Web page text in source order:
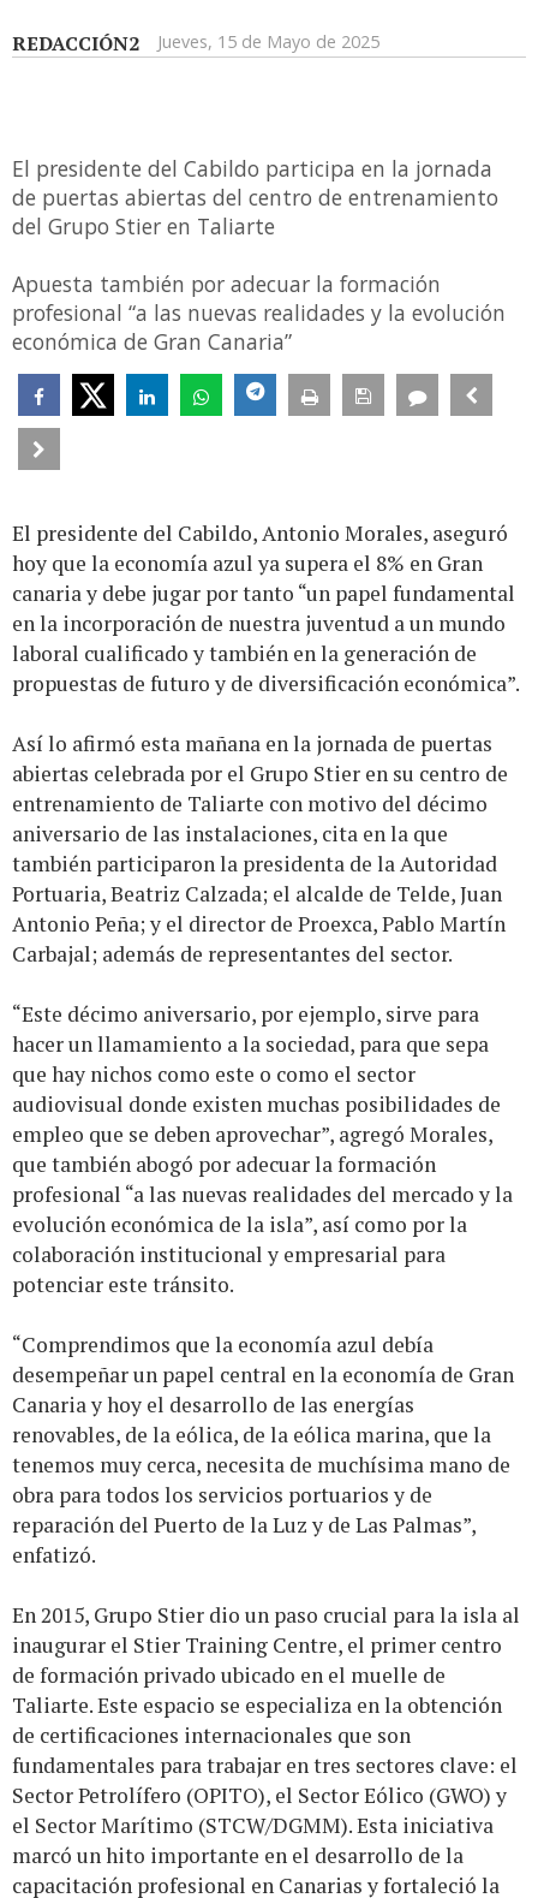
REDACCIÓN2 Jueves, 15 de Mayo de 2025
El presidente del Cabildo participa en la jornada
de puertas abiertas del centro de entrenamiento
del Grupo Stier en Taliarte
Apuesta también por adecuar la formación
profesional “a las nuevas realidades y la evolución
económica de Gran Canaria”
El presidente del Cabildo, Antonio Morales, aseguró
hoy que la economía azul ya supera el 8% en Gran
canaria y debe jugar por tanto “un papel fundamental
en la incorporación de nuestra juventud a un mundo
laboral cualificado y también en la generación de
propuestas de futuro y de diversificación económica”.
Así lo afirmó esta mañana en la jornada de puertas
abiertas celebrada por el Grupo Stier en su centro de
entrenamiento de Taliarte con motivo del décimo
aniversario de las instalaciones, cita en la que
también participaron la presidenta de la Autoridad
Portuaria, Beatriz Calzada; el alcalde de Telde, Juan
Antonio Peña; y el director de Proexca, Pablo Martín
Carbajal; además de representantes del sector.
“Este décimo aniversario, por ejemplo, sirve para
hacer un llamamiento a la sociedad, para que sepa
que hay nichos como este o como el sector
audiovisual donde existen muchas posibilidades de
empleo que se deben aprovechar”, agregó Morales,
que también abogó por adecuar la formación
profesional “a las nuevas realidades del mercado y la
evolución económica de la isla”, así como por la
colaboración institucional y empresarial para
potenciar este tránsito.
“Comprendimos que la economía azul debía
desempeñar un papel central en la economía de Gran
Canaria y hoy el desarrollo de las energías
renovables, de la eólica, de la eólica marina, que la
tenemos muy cerca, necesita de muchísima mano de
obra para todos los servicios portuarios y de
reparación del Puerto de la Luz y de Las Palmas”,
enfatizó.
En 2015, Grupo Stier dio un paso crucial para la isla al
inaugurar el Stier Training Centre, el primer centro
de formación privado ubicado en el muelle de
Taliarte. Este espacio se especializa en la obtención
de certificaciones internacionales que son
fundamentales para trabajar en tres sectores clave: el
Sector Petrolífero (OPITO), el Sector Eólico (GWO) y
el Sector Marítimo (STCW/DGMM). Esta iniciativa
marcó un hito importante en el desarrollo de la
capacitación profesional en Canarias y fortaleció la